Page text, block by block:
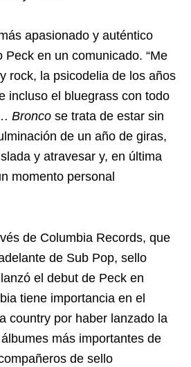
apasionado y auténtico
Peck en un comunicado. “Me
rock, la psicodelia de los años
incluso el bluegrass con todo
Bronco se trata de estar sin
de un año de giras,
y atravesar y, en última
momento personal
de Columbia Records, que
de Sub Pop, sello
el debut de Peck en
tiene importancia en el
country por haber lanzado la
más importantes de
de sello